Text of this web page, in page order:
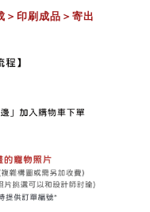
＞ 印刷成品 ＞ 寄出